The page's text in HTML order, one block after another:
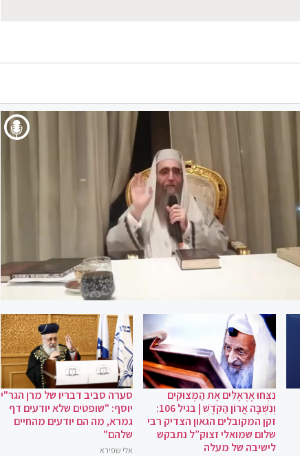
נִצְּחוּ אֶרְאֶלִּים אֶת הַמְּצוּקִים
וְנִשְׁבָּה אֲרוֹן הַקֹּדֶשׁ | בגיל 106:
זקן המקובלים הגאון הצדיק רבי
שלום שמואלי זצוק”ל נתבקש
לישיבה של מעלה
סערה סביב דבריו של מרן הגר"י
יוסף: "שופטים שלא יודעים דף
גמרא, מה הם יודעים מהחיים
שלהם"
אלי שפירא